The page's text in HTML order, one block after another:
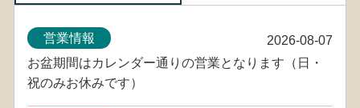
2026-08-07
営業情報
お盆期間はカレンダー通りの営業となります（日・
祝のみお休みです）